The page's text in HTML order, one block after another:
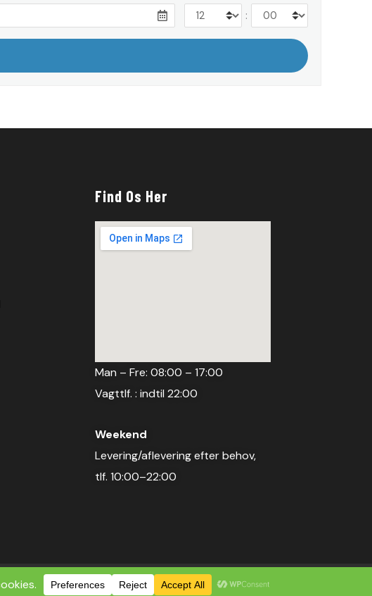
:
Find Os Her
Man – Fre: 08:00 – 17:00
Vagttlf. : indtil 22:00
Weekend
Levering/aflevering efter behov,
tlf. 10:00–22:00